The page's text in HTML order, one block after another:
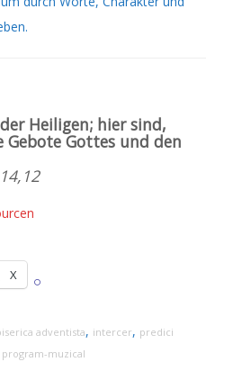
Heiligen; hier sind,
Gottes und den
X
adventista, intercer, predici
program-muzical